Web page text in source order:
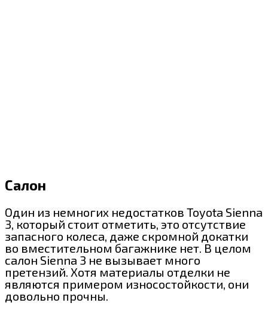
Салон
Один из немногих недостатков Toyota Sienna
3, который стоит отметить, это отсутствие
запасного колеса, даже скромной докатки
во вместительном багажнике нет. В целом
салон Sienna 3 не вызывает много
претензий. Хотя материалы отделки не
являются примером износостойкости, они
довольно прочны.